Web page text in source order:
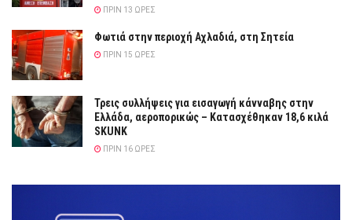
ΠΡΙΝ 13 ΏΡΕΣ
Φωτιά στην περιοχή Αχλαδιά, στη Σητεία
ΠΡΙΝ 15 ΏΡΕΣ
Τρεις συλλήψεις για εισαγωγή κάνναβης στην
Ελλάδα, αεροπορικώς – Κατασχέθηκαν 18,6 κιλά
SKUNK
ΠΡΙΝ 16 ΏΡΕΣ